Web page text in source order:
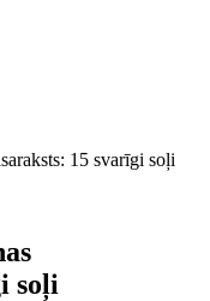
15 svarīgi soļi
soļi